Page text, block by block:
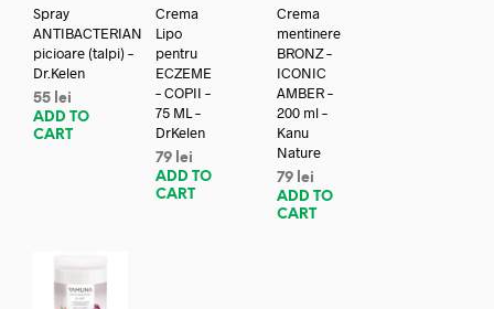
Spray
ANTIBACTERIAN
picioare (talpi) –
Dr.Kelen
55 lei
ADD TO
CART
Crema
Lipo
pentru
ECZEME
– COPII –
75 ML –
DrKelen
79 lei
ADD TO
CART
Crema
mentinere
BRONZ –
ICONIC
AMBER –
200 ml –
Kanu
Nature
79 lei
ADD TO
CART